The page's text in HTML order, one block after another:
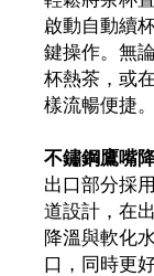
啟動自動續
鍵操作。無
杯熱茶，或
樣流暢便捷。
不鏽鋼鷹嘴
出口部分採
道設計，在
降溫與軟化
口，同時更